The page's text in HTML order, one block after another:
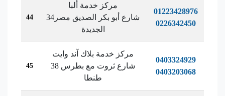
44
مركز خدمة ألبا
34شارع أبو بكر الصديق مصر
الجديدة
01223428976
0226342450
45
مركز خدمة بلاك آند وايت
38 شارع ثروت مع بطرس
طنطا
0403324929
0403203068